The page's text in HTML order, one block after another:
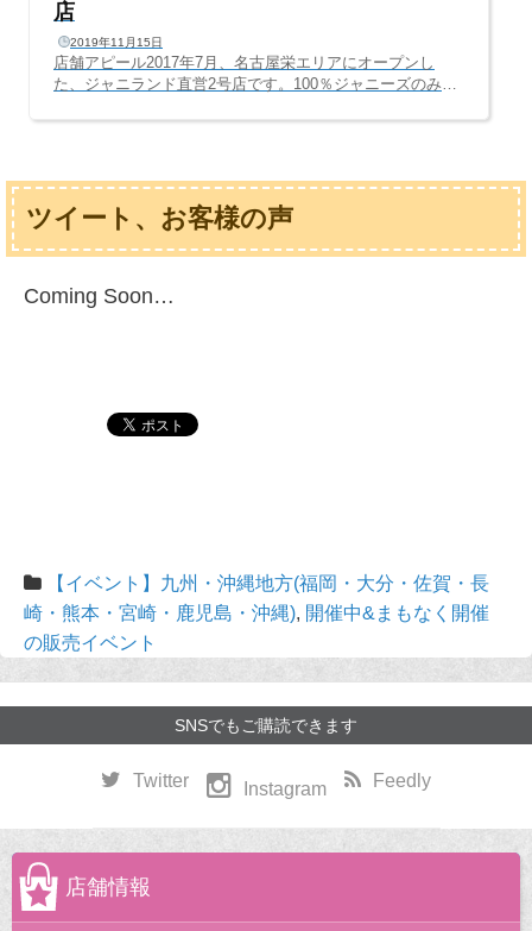
店
2019年11月15日
店舗アピール2017年7月、名古屋栄エリアにオープンし
た、ジャニランド直営2号店です。100％ジャニーズのみを
ジャニーズグッズのみ。ジャニーズのみに特化したからこ
レゴランド、ジブリ好きのジブリパーク。ジャニランド
は、ジャニーズファンの夢の国、ディズニーランドを目指
します♫売り場面積、約50坪の店内は、心斎橋本店の約2
倍！嵐、関ジャニ∞、Hey!Say!JUMP、NEW...
ツイート、お客様の声
Coming Soon…
【イベント】九州・沖縄地方(福岡・大分・佐賀・長
崎・熊本・宮崎・鹿児島・沖縄), 開催中&まもなく開催
の販売イベント
SNSでもご購読できます
Twitter Instagram Feedly
店舗情報